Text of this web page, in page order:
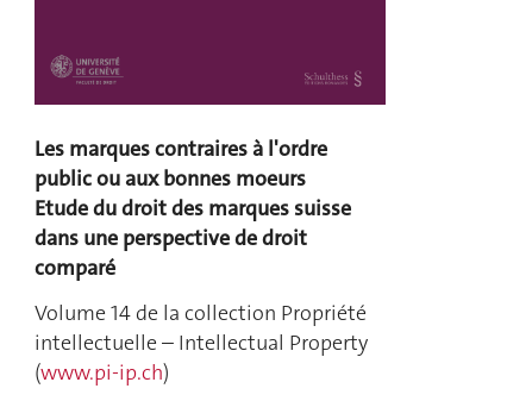
Les marques contraires à l'ordre
public ou aux bonnes moeurs
Etude du droit des marques suisse
dans une perspective de droit
comparé
Volume 14 de la collection Propriété
intellectuelle – Intellectual Property
(www.pi-ip.ch)